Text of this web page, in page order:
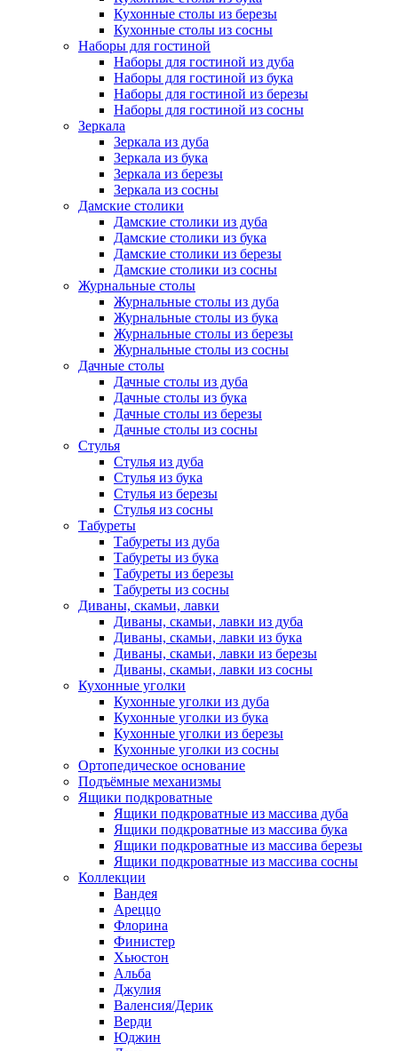
Кухонные столы из березы
Кухонные столы из сосны
Наборы для гостиной
Наборы для гостиной из дуба
Наборы для гостиной из бука
Наборы для гостиной из березы
Наборы для гостиной из сосны
Зеркала
Зеркала из дуба
Зеркала из бука
Зеркала из березы
Зеркала из сосны
Дамские столики
Дамские столики из дуба
Дамские столики из бука
Дамские столики из березы
Дамские столики из сосны
Журнальные столы
Журнальные столы из дуба
Журнальные столы из бука
Журнальные столы из березы
Журнальные столы из сосны
Дачные столы
Дачные столы из дуба
Дачные столы из бука
Дачные столы из березы
Дачные столы из сосны
Стулья
Стулья из дуба
Стулья из бука
Стулья из березы
Стулья из сосны
Табуреты
Табуреты из дуба
Табуреты из бука
Табуреты из березы
Табуреты из сосны
Диваны, скамьи, лавки
Диваны, скамьи, лавки из дуба
Диваны, скамьи, лавки из бука
Диваны, скамьи, лавки из березы
Диваны, скамьи, лавки из сосны
Кухонные уголки
Кухонные уголки из дуба
Кухонные уголки из бука
Кухонные уголки из березы
Кухонные уголки из сосны
Ортопедическое основание
Подъёмные механизмы
Ящики подкроватные
Ящики подкроватные из массива дуба
Ящики подкроватные из массива бука
Ящики подкроватные из массива березы
Ящики подкроватные из массива сосны
Коллекции
Вандея
Ареццо
Флорина
Финистер
Хьюстон
Альба
Джулия
Валенсия/Дерик
Верди
Юджин